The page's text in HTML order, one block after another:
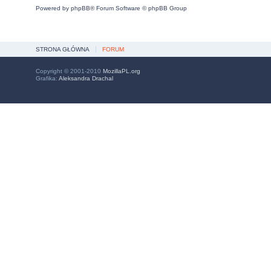
Powered by phpBB® Forum Software © phpBB Group
STRONA GŁÓWNA FORUM
Copyright © 2001-2010 MozillaPL.org
Grafika: Aleksandra Drachal